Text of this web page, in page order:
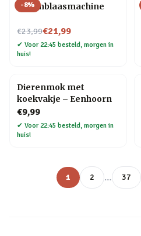
-8%
Bellenblaasmachine
€23,99
Nu voor€21,99
✔ Voor 22:45 besteld, morgen in
huis!
Dierenmok met
koekvakje – Eenhoorn
€9,99
✔ Voor 22:45 besteld, morgen in
huis!
1 2 … 37